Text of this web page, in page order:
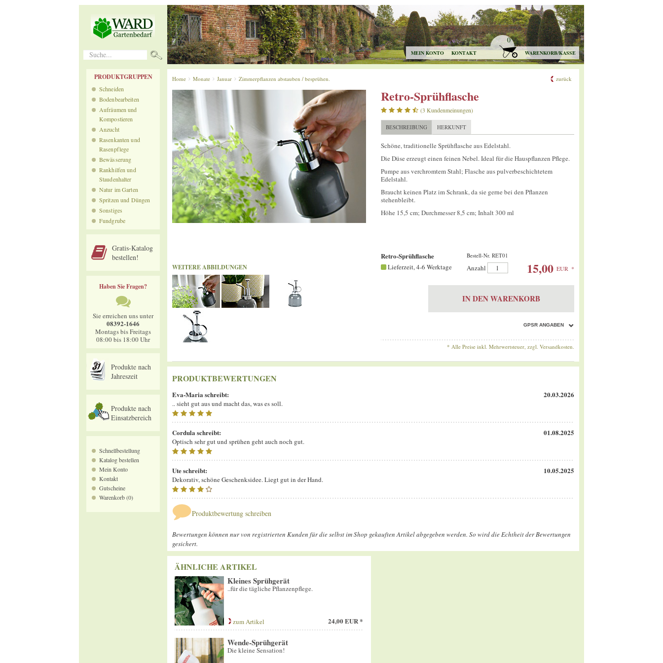
Suche... MEIN KONTO KONTAKT
0
WARENKORB/KASSE
PRODUKTGRUPPEN
Schneiden
Bodenbearbeiten
Aufräumen und
Kompostieren
Anzucht
Rasenkanten und
Rasenpflege
Bewässerung
Rankhilfen und
Staudenhalter
Natur im Garten
Spritzen und Düngen
Sonstiges
Fundgrube
Gratis-Katalog
bestellen!
Haben Sie Fragen?
Sie erreichen uns unter
08392-1646
Montags bis Freitags
08:00 bis 18:00 Uhr
Produkte nach
Jahreszeit
Produkte nach
Einsatzbereich
Schnellbestellung
Katalog bestellen
Mein Konto
Kontakt
Gutscheine
Warenkorb (0)
Home Monate Januar Zimmerpflanzen abstauben / besprühen. zurück
WEITERE ABBILDUNGEN
Retro-Sprühflasche
(3 Kundenmeinungen)
BESCHREIBUNG HERKUNFT
Schöne, traditionelle Sprühflasche aus Edelstahl.
Die Düse erzeugt einen feinen Nebel. Ideal für die Hauspflanzen Pflege.
Pumpe aus verchromtem Stahl; Flasche aus pulverbeschichtetem
Edelstahl.
Braucht keinen Platz im Schrank, da sie gerne bei den Pflanzen
stehenbleibt.
Höhe 15,5 cm; Durchmesser 8,5 cm; Inhalt 300 ml
Retro-Sprühflasche Bestell-Nr. RET01
Lieferzeit, 4-6 Werktage Anzahl 15,00 EUR *
IN DEN WARENKORB
GPSR ANGABEN
* Alle Preise inkl. Mehrwertsteuer, zzgl. Versandkosten.
PRODUKTBEWERTUNGEN
Eva-Maria schreibt: 20.03.2026
.. sieht gut aus und macht das, was es soll.
Cordula schreibt: 01.08.2025
Optisch sehr gut und sprühen geht auch noch gut.
Uteschreibt: 10.05.2025
Dekorativ, schöne Geschenksidee. Liegt gut in der Hand.
Produktbewertung schreiben
Bewertungen können nur von registrierten Kunden für die selbst im Shop gekauften Artikel abgegeben werden. So wird die Echtheit der Bewertungen
gesichert.
ÄHNLICHE ARTIKEL
Kleines Sprühgerät
..für die tägliche Pflanzenpflege.
zum Artikel 24,00 EUR *
Wende-Sprühgerät
Die kleine Sensation!